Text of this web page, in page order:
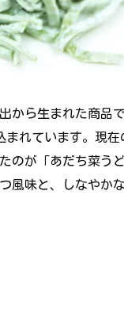
から生まれた商品
れています。現
のが「あだち菜う
風味と、しなやか